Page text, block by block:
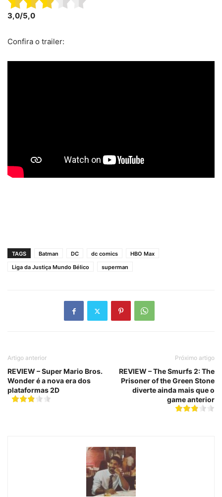
3,0/5,0
Confira o trailer:
TAGS Batman DC dc comics
HBO Max
Liga da Justiça Mundo Bélico
superman
Artigo anterior
REVIEW – Super Mario Bros.
Wonder é a nova era dos
plataformas 2D
Próximo artigo
REVIEW – The Smurfs 2: The
Prisoner of the Green Stone
diverte ainda mais que o
game anterior